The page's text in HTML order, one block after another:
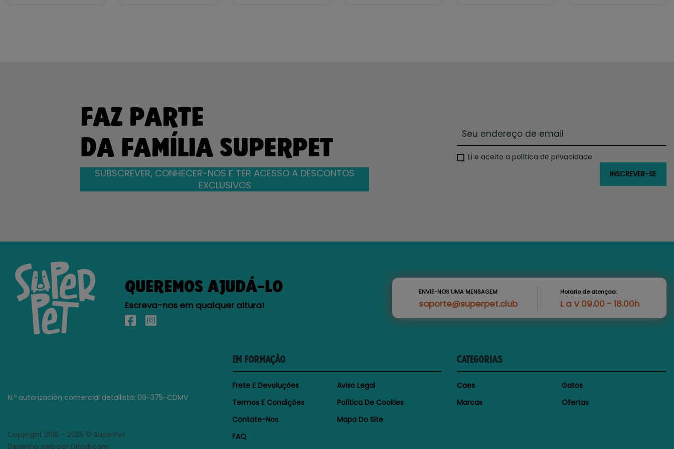
FAZ PARTE
DA FAMÍLIA SUPERPET
SUBSCREVER, CONHECER-NOS E TER ACESSO A DESCONTOS
EXCLUSIVOS
Li e aceito a política de privacidade
QUEREMOS AJUDÁ-LO
Escreva-nos em qualquer altura!
ENVIE-NOS UMA MENSAGEM
soporte@superpet.club
Horario de atençao:
L a V 09.00 - 18.00h
N.º autorización comercial detallista: 09-375-CDMV
Copyright 2016 - 2025 © SuperPet
Desenho web por Difadi.com
EM FORMAÇÃO
Frete E Devoluções
Aviso Legal
Termos E Condições
Política De Cookies
Contate-Nos
Mapa Do Site
FAQ
CATEGORIAS
Caes
Gatos
Marcas
Ofertas